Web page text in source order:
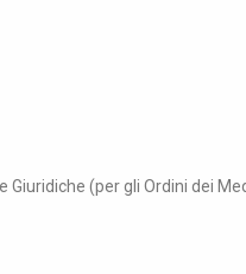
(per gli Ordini dei